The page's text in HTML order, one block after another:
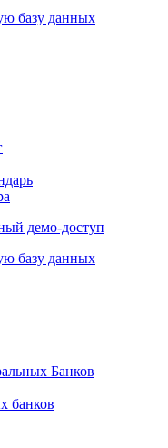
базу данных
базу данных
Банков